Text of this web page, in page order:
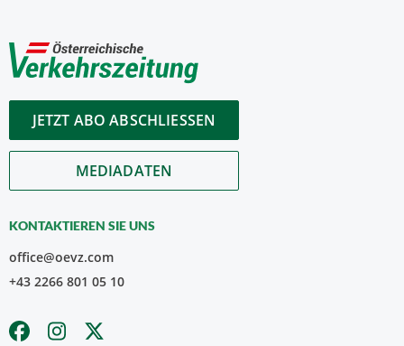
JETZT ABO ABSCHLIESSEN
MEDIADATEN
KONTAKTIEREN SIE UNS
office@oevz.com
+43 2266 801 05 10